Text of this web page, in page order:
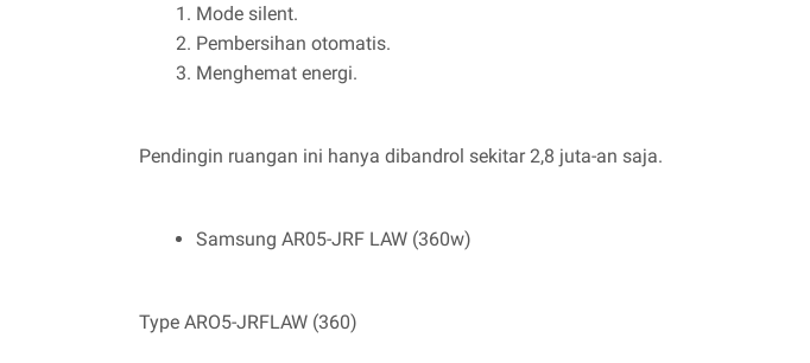
Mode silent.
Pembersihan otomatis.
Menghemat energi.
Pendingin ruangan ini hanya dibandrol sekitar 2,8 juta-an saja.
Samsung AR05-JRF LAW (360w)
Type ARO5-JRFLAW (360)